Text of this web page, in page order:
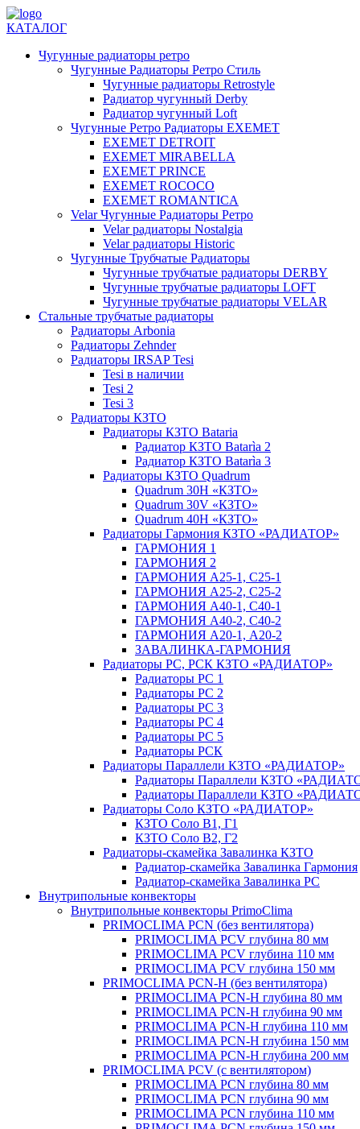
КАТАЛОГ
Чугунные радиаторы ретро
Чугунные Радиаторы Ретро Стиль
Чугунные радиаторы Retrostyle
Радиатор чугунный Derby
Радиатор чугунный Loft
Чугунные Ретро Радиаторы EXEMET
EXEMET DETROIT
EXEMET MIRABELLA
EXEMET PRINCE
EXEMET ROCOCO
EXEMET ROMANTICA
Velar Чугунные Радиаторы Ретро
Velar радиаторы Nostalgia
Velar радиаторы Historic
Чугунные Трубчатые Радиаторы
Чугунные трубчатые радиаторы DERBY
Чугунные трубчатые радиаторы LOFT
Чугунные трубчатые радиаторы VELAR
Стальные трубчатые радиаторы
Радиаторы Arbonia
Радиаторы Zehnder
Радиаторы IRSAP Tesi
Tesi в наличии
Tesi 2
Tesi 3
Радиаторы КЗТО
Радиаторы КЗТО Bataria
Радиатор КЗТО Batarìa 2
Радиатор КЗТО Batarìa 3
Радиаторы КЗТО Quadrum
Quadrum 30H «КЗТО»
Quadrum 30V «КЗТО»
Quadrum 40H «КЗТО»
Радиаторы Гармония КЗТО «РАДИАТОР»
ГАРМОНИЯ 1
ГАРМОНИЯ 2
ГАРМОНИЯ А25-1, С25-1
ГАРМОНИЯ А25-2, С25-2
ГАРМОНИЯ А40-1, С40-1
ГАРМОНИЯ А40-2, С40-2
ГАРМОНИЯ А20-1, А20-2
ЗАВАЛИНКА-ГАРМОНИЯ
Радиаторы РС, РСК КЗТО «РАДИАТОР»
Радиаторы РС 1
Радиаторы РС 2
Радиаторы РС 3
Радиаторы РС 4
Радиаторы РС 5
Радиаторы РСК
Радиаторы Параллели КЗТО «РАДИАТОР»
Радиаторы Параллели КЗТО
Радиаторы Параллели КЗТО
Радиаторы Соло КЗТО «РАДИАТОР»
КЗТО Соло В1, Г1
КЗТО Соло В2, Г2
Радиаторы-скамейка Завалинка КЗТО
Радиатор-скамейка Завалинка Гармония
Радиатор-скамейка Завалинка РС
Внутрипольные конвекторы
Внутрипольные конвекторы PrimoClima
PRIMOCLIMA PCN (без вентилятора)
PRIMOCLIMA PCV глубина 80 мм
PRIMOCLIMA PCV глубина 110 мм
PRIMOCLIMA PCV глубина 150 мм
PRIMOCLIMA PCN-H (без вентилятора)
PRIMOCLIMA PCN-H глубина 80 мм
PRIMOCLIMA PCN-H глубина 90 мм
PRIMOCLIMA PCN-H глубина 110 мм
PRIMOCLIMA PCN-H глубина 150 мм
PRIMOCLIMA PCN-H глубина 200 мм
PRIMOCLIMA PCV (c вентилятором)
PRIMOCLIMA PCN глубина 80 мм
PRIMOCLIMA PCN глубина 90 мм
PRIMOCLIMA PCN глубина 110 мм